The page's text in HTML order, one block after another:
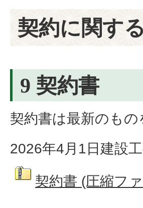
契約に関す
9 契約書
契約書は最新のも
2026年4月1日建設
契約書 (圧縮フ